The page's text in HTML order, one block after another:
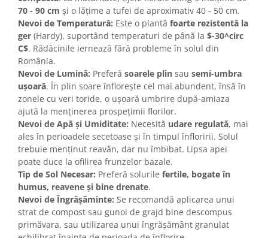
70 - 90 cm și o lățime a tufei de aproximativ 40 - 50 cm.
Nevoi de Temperatură: Este o plantă foarte rezistentă la
ger (Hardy), suportând temperaturi de până la $-30^circ
C$. Rădăcinile iernează fără probleme în solul din
România.
Nevoi de Lumină: Preferă soarele plin sau semi-umbra
ușoară. În plin soare înflorește cel mai abundent, însă în
zonele cu veri toride, o ușoară umbrire după-amiaza
ajută la menținerea prospețimii florilor.
Nevoi de Apă și Umiditate: Necesită udare regulată, mai
ales în perioadele secetoase și în timpul înfloririi. Solul
trebuie menținut reavăn, dar nu îmbibat. Lipsa apei
poate duce la ofilirea frunzelor bazale.
Tip de Sol Necesar: Preferă solurile fertile, bogate în
humus, reavene și bine drenate.
Nevoi de Îngrășăminte: Se recomandă aplicarea unui
strat de compost sau gunoi de grajd bine descompus
primăvara, sau utilizarea unui îngrășământ granulat